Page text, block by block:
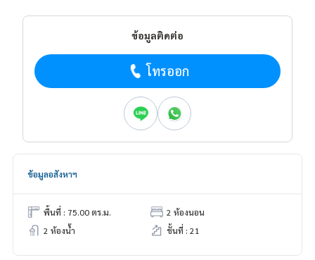
ข้อมูลติดต่อ
โทรออก
ข้อมูลอสังหาฯ
พื้นที่ : 75.00 ตร.ม.
2 ห้องนอน
2 ห้องน้ำ
ชั้นที่ : 21